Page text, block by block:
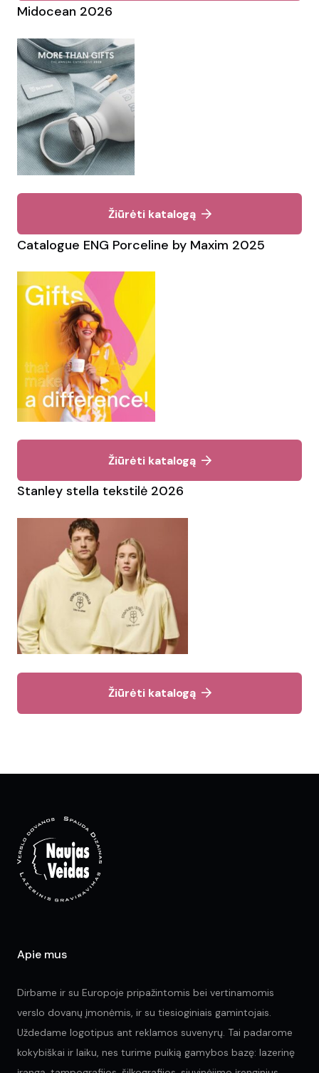
Midocean 2026
Žiūrėti katalogą
Catalogue ENG Porceline by Maxim 2025
Žiūrėti katalogą
Stanley stella tekstilė 2026
Žiūrėti katalogą
Apie mus
Dirbame ir su Europoje pripažintomis bei vertinamomis
verslo dovanų įmonėmis, ir su tiesioginiais gamintojais.
Uždedame logotipus ant reklamos suvenyrų. Tai padarome
kokybiškai ir laiku, nes turime puikią gamybos bazę: lazerinę